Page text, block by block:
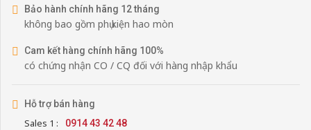
Bảo hành chính hãng 12 tháng
không bao gồm phụ kiện hao mòn
Cam kết hàng chính hãng 100%
có chứng nhận CO / CQ đối với hàng nhập khẩu
Hỗ trợ bán hàng
Sales 1 : 0914 43 42 48